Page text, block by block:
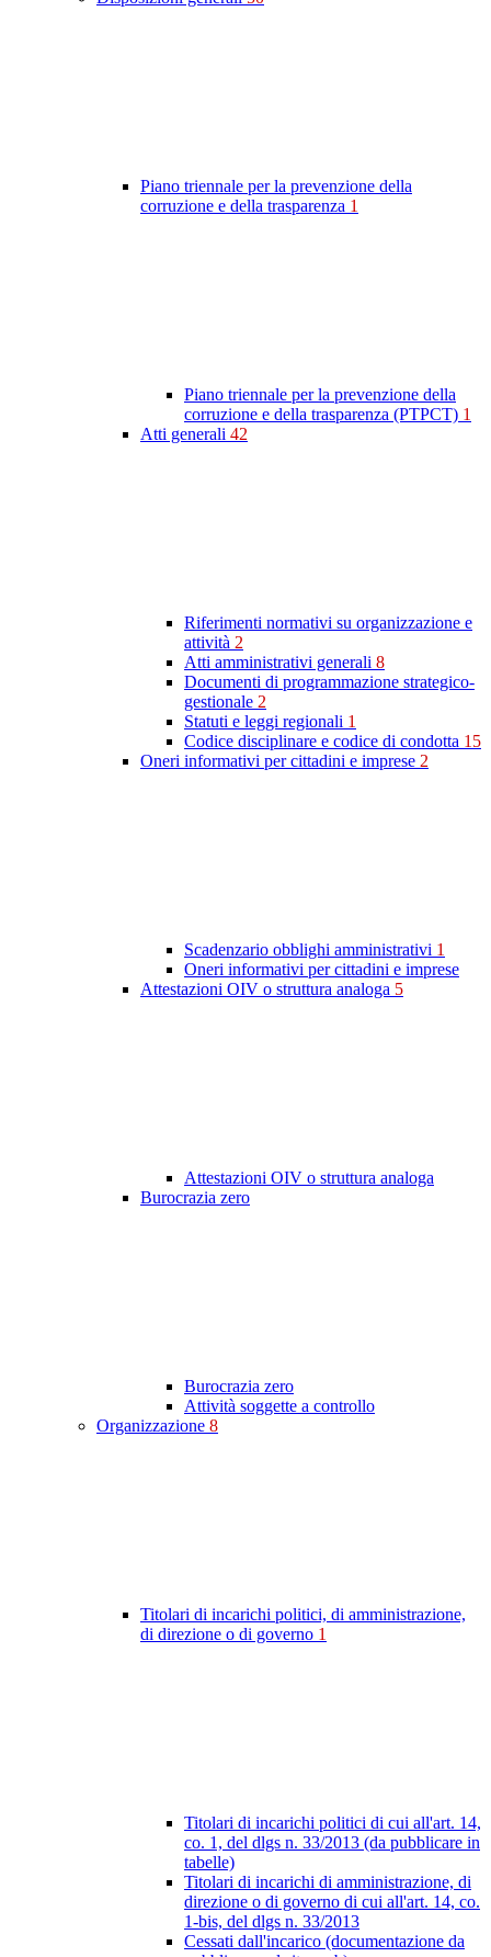
Piano triennale per la prevenzione della
corruzione e della trasparenza 1
Piano triennale per la prevenzione della
corruzione e della trasparenza (PTPCT) 1
Atti generali 42
Riferimenti normativi su organizzazione e
attività 2
Atti amministrativi generali 8
Documenti di programmazione strategico-
gestionale 2
Statuti e leggi regionali 1
Codice disciplinare e codice di condotta 15
Oneri informativi per cittadini e imprese 2
Scadenzario obblighi amministrativi 1
Oneri informativi per cittadini e imprese
Attestazioni OIV o struttura analoga 5
Attestazioni OIV o struttura analoga
Burocrazia zero
Burocrazia zero
Attività soggette a controllo
Organizzazione 8
Titolari di incarichi politici, di amministrazione,
di direzione o di governo 1
Titolari di incarichi politici di cui all'art. 14,
co. 1, del dlgs n. 33/2013 (da pubblicare in
tabelle)
Titolari di incarichi di amministrazione, di
direzione o di governo di cui all'art. 14, co.
1-bis, del dlgs n. 33/2013
Cessati dall'incarico (documentazione da